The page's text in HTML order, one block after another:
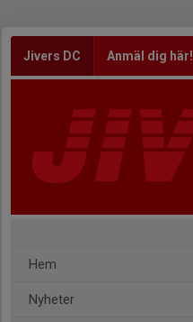
Jivers DC Anmäl dig här!
Hem
Nyheter